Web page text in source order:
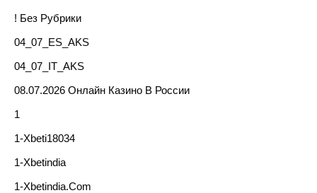
! Без Рубрики
04_07_ES_AKS
04_07_IT_AKS
08.07.2026 Онлайн Казино В России
1
1-Xbeti18034
1-Xbetindia
1-Xbetindia.com